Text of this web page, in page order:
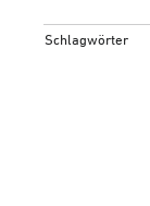
Schlagwörter